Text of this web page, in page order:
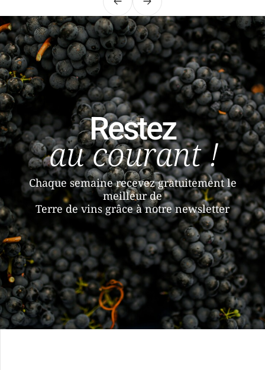
PrécédentSuivant
Restez
au courant !
Chaque semaine recevez gratuitement le
meilleur de
Terre de vins grâce à notre newsletter